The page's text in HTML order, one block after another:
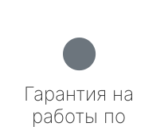
Гарантия на
работы по